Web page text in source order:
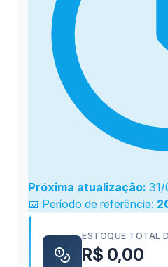
Próxima atualização: 31/
📅 Período de referência:
ESTOQUE TOTAL
R$ 0,00